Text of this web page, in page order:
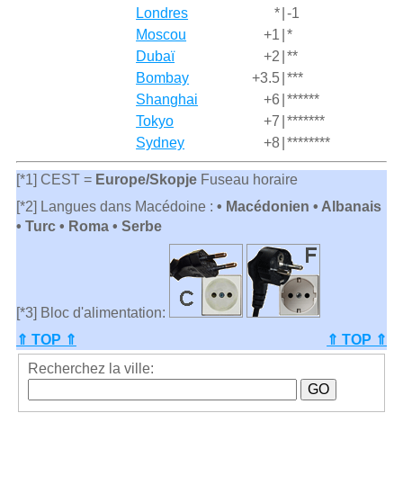
Londres
* -1
Moscou
+1 *
Dubaï
+2 **
Bombay
+3.5 ***
Shanghai
+6 ******
Tokyo
+7 *******
Sydney
+8 ********
[*1] CEST = Europe/SkopjeFuseau horaire
[*2] Langues dans Macédoine : • Macédonien • Albanais
• Turc • Roma • Serbe
[*3] Bloc d'alimentation:
⇑ TOP ⇑
⇑ TOP ⇑
Recherchez la ville: